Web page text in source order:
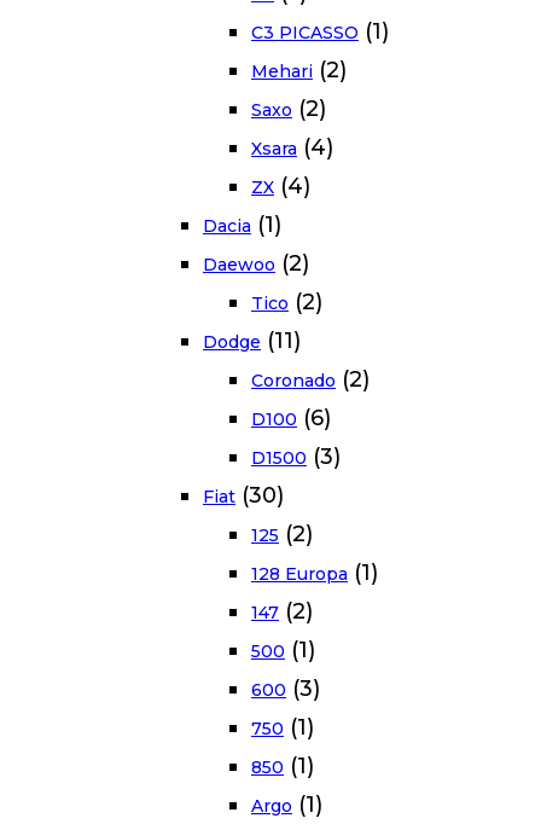
C3 PICASSO (1)
Mehari (2)
Saxo (2)
Xsara (4)
ZX (4)
Dacia (1)
Daewoo (2)
Tico (2)
Dodge (11)
Coronado (2)
D100 (6)
D1500 (3)
Fiat (30)
125 (2)
128 Europa (1)
147 (2)
500 (1)
600 (3)
750 (1)
850 (1)
Argo (1)